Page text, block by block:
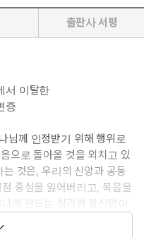
출판사 서평
서 이탈한
증
님께 인정받기 위해 행위로
으로 돌아올 것을 외치고 있
것은, 우리의 신앙과 공동
중심을 잃어버리고, 복음을
게 만드는 심각한 불신앙이
잡은 것이 하나님을 등지게